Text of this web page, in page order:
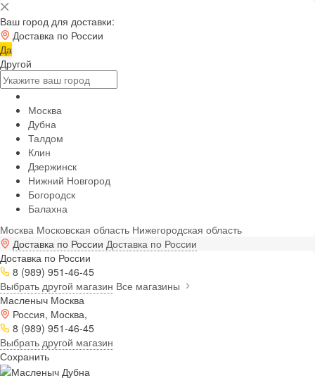
Ваш город для доставки:
Доставка по России
Да
Другой
Москва
Дубна
Талдом
Клин
Дзержинск
Нижний Новгород
Богородск
Балахна
Москва Московская область Нижегородская область
Доставка по России Доставка по России
Доставка по России
8 (989) 951-46-45
Выбрать другой магазин Все магазины
Масленыч Москва
Россия, Москва,
8 (989) 951-46-45
Выбрать другой магазин
Сохранить